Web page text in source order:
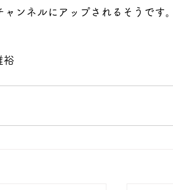
ンネルにアップされるそうです。
裕